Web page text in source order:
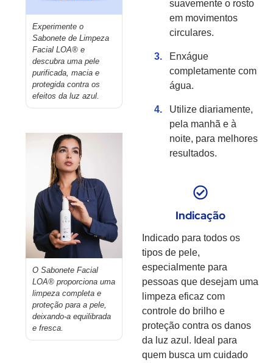
Experimente o
Sabonete de Limpeza
Facial LOA® e
descubra uma pele
purificada, macia e
protegida contra os
efeitos da luz azul.
O Sabonete Facial
LOA® proporciona uma
limpeza completa e
proteção para a pele,
deixando-a equilibrada
e fresca.
suavemente o rosto
em movimentos
circulares.
Enxágue
completamente com
água.
Utilize diariamente,
pela manhã e à
noite, para melhores
resultados.
Indicação
Indicado para todos os
tipos de pele,
especialmente para
pessoas que desejam uma
limpeza eficaz com
controle do brilho e
proteção contra os danos
da luz azul. Ideal para
quem busca um cuidado